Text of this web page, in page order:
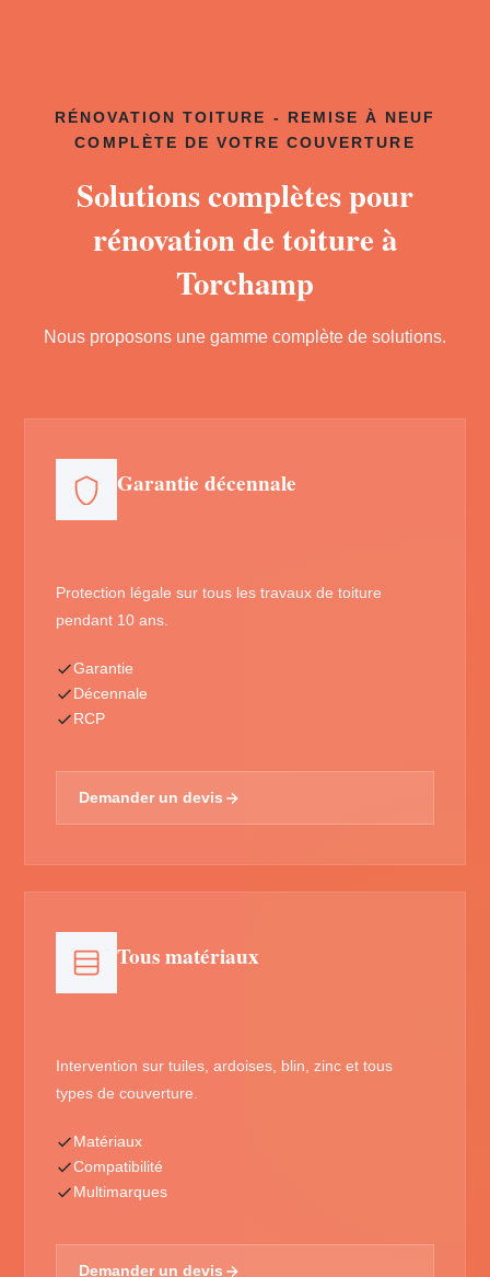
RÉNOVATION TOITURE - REMISE À NEUF
COMPLÈTE DE VOTRE COUVERTURE
Solutions complètes pour
rénovation de toiture à
Torchamp
Nous proposons une gamme complète de solutions.
Garantie décennale
Protection légale sur tous les travaux de toiture
pendant 10 ans.
Garantie
Décennale
RCP
Demander un devis
Tous matériaux
Intervention sur tuiles, ardoises, blin, zinc et tous
types de couverture.
Matériaux
Compatibilité
Multimarques
Demander un devis